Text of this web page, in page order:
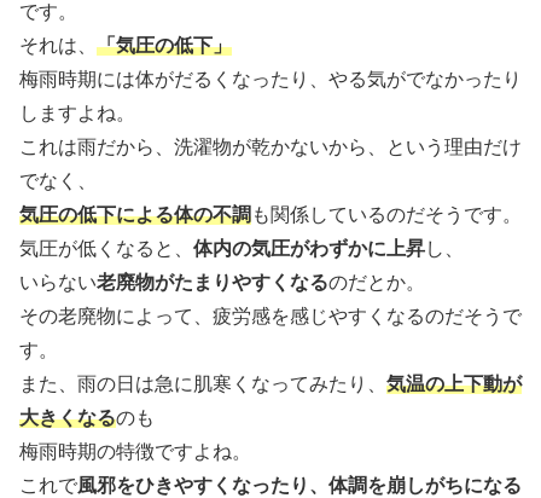
です。
それは、 「気圧の低下」
梅雨時期には体がだるくなったり、やる気がでなかったり
しますよね。
これは雨だから、洗濯物が乾かないから、という理由だけ
でなく、
気圧の低下による体の不調も関係しているのだそうです。
気圧が低くなると、 体内の気圧がわずかに上昇し、
いらない老廃物がたまりやすくなるのだとか。
その老廃物によって、疲労感を感じやすくなるのだそうで
す。
また、雨の日は急に肌寒くなってみたり、 気温の上下動が
大きくなるのも
梅雨時期の特徴ですよね。
これで風邪をひきやすくなったり、体調を崩しがちになる